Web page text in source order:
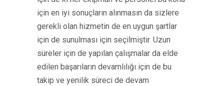
için en iyi sonuçların alınmasın da sizlere
gerekli olan hizmetin de en uygun şartlar
için de sunulması için seçilmiştir. Uzun
süreler için de yapılan çalışmalar da elde
edilen başarıların devamlılığı için de bu
takip ve yenilik süreci de devam